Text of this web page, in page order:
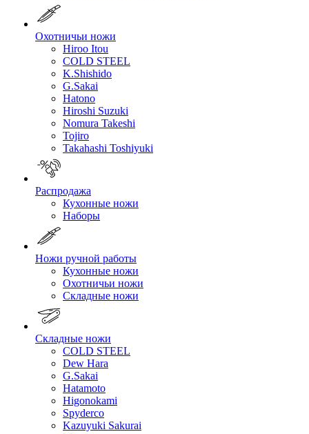
Охотничьи ножи
Hiroo Itou
COLD STEEL
K.Shishido
G.Sakai
Hatono
Hiroshi Suzuki
Nomura Takeshi
Tojiro
Takahashi Toshiyuki
Распродажа
Кухонные ножи
Наборы
Ножи ручной работы
Кухонные ножи
Охотничьи ножи
Складные ножи
Складные ножи
COLD STEEL
Dew Hara
G.Sakai
Hatamoto
Higonokami
Spyderco
Kazuyuki Sakurai